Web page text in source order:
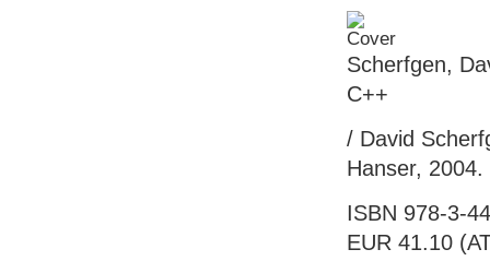
Scherfgen,
C++
/ David
Hanser,
ISBN 978-3-
EUR 41.10